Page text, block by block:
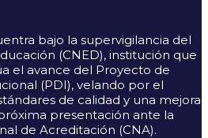
bajo la supervigilancia del
(CNED), institución que
el avance del Proyecto de
(PDI), velando por el
de calidad y una mejora
presentación ante la
de Acreditación (CNA).